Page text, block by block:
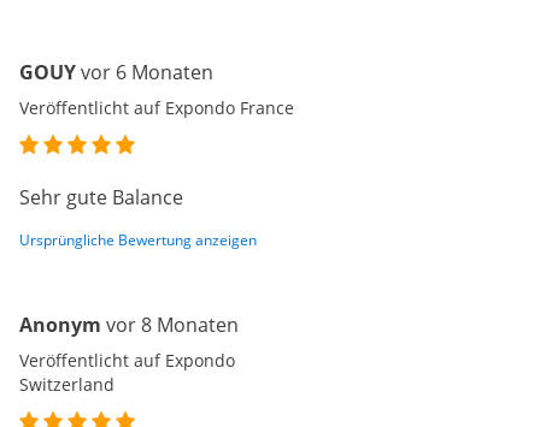
GOUYvor 6 Monaten
Veröffentlicht auf Expondo France
Sehr gute Balance
Ursprüngliche Bewertung anzeigen
Anonym vor 8 Monaten
Veröffentlicht auf Expondo
Switzerland